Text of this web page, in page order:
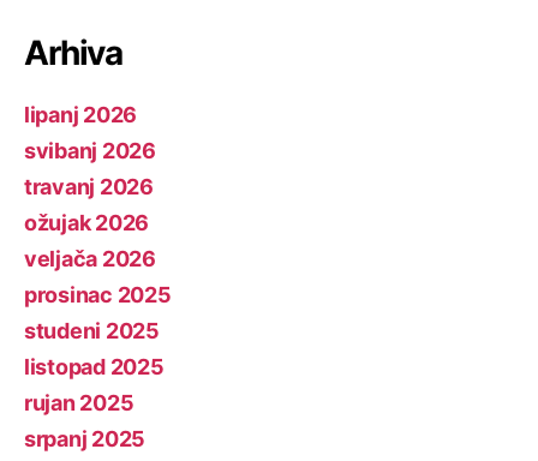
Arhiva
lipanj 2026
svibanj 2026
travanj 2026
ožujak 2026
veljača 2026
prosinac 2025
studeni 2025
listopad 2025
rujan 2025
srpanj 2025